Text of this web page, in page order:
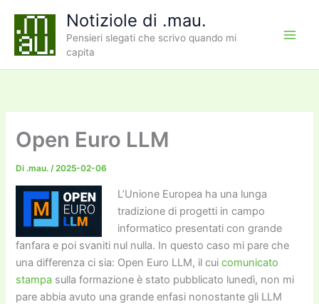
contenuto
Notiziole di .mau.
Pensieri slegati che scrivo quando mi
capita
Open Euro LLM
Di .mau./2025-02-06
L’Unione Europea ha una lunga
tradizione di progetti in campo
informatico presentati con grande
fanfara e poi svaniti nul nulla. In questo caso mi pare che
una differenza ci sia: Open Euro LLM, il cuicomunicato
stampa sulla formazione è stato pubblicato lunedì, non mi
pare abbia avuto una grande enfasi nonostante gli LLM